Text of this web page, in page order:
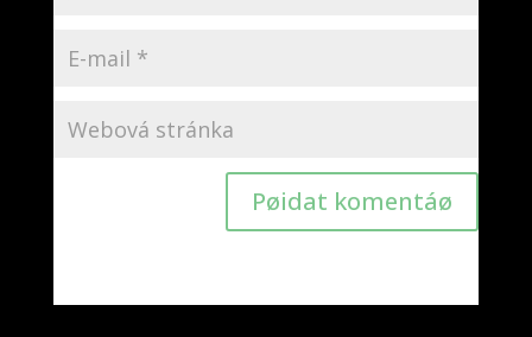
Pøidat komentáø